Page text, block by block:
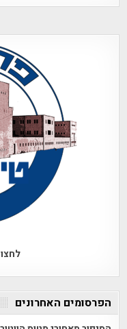
הפרסומים האחרונים